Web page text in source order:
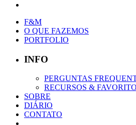
F&M
O QUE FAZEMOS
PORTFOLIO
INFO
PERGUNTAS
RECURSOS &
SOBRE
DIÁRIO
CONTATO